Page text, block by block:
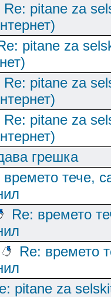
Re: pitane za
pitane za
Re: pitane za
Re: pitane za
грешка
времето тече,
Re: времето
Re: времето
pitane za